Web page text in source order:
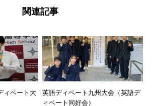
関連記事
ィベート大
英語ディベート九州大会（英語デ
ィベート同好会）